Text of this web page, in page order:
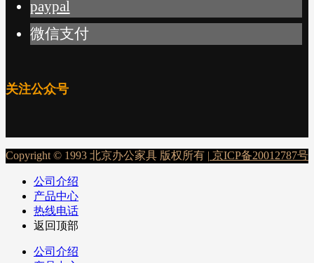
paypal
微信支付
关注公众号
Copyright © 1993 北京办公家具 版权所有 | 京ICP备20012787号
公司介绍
产品中心
热线电话
返回顶部
公司介绍